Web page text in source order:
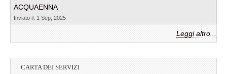
ACQUAENNA
Inviato il: 1 Sep, 2025
Leggi altro...
CARTA DEI SERVIZI